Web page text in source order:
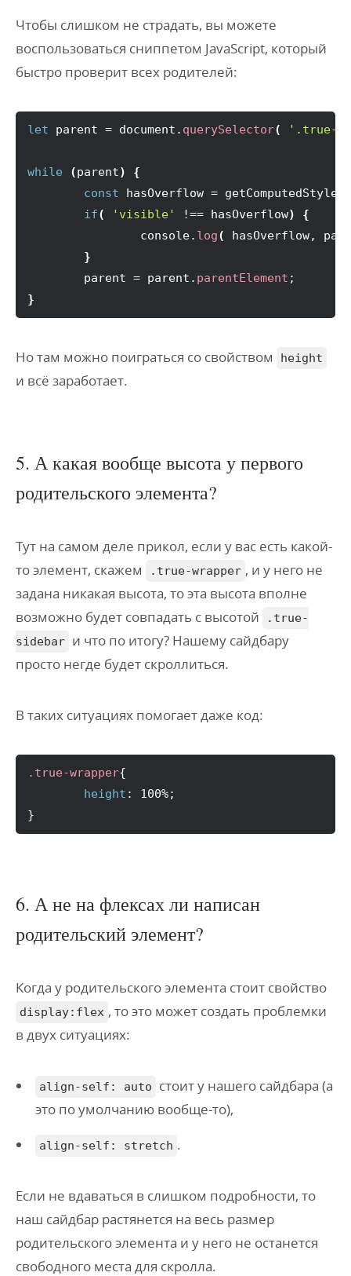
Чтобы слишком не страдать, вы можете
воспользоваться сниппетом JavaScript, который
быстро проверит всех родителей:
let parent = document. querySelector( '.true-
while (parent)
{
const hasOverflow = getComputedStyle
if( 'visible' !== hasOverflow)
{
		console.
log(
hasOverflow,
}
	parent = parent.
parentElement
}
Но там можно поиграться со свойством height
и всё заработает.
5. А какая вообще высота у первого
родительского элемента?
Тут на самом деле прикол, если у вас есть какой-
то элемент, скажем
.true-wrapper , и у него не
задана никакая высота, то эта высота вполне
возможно будет совпадать с высотой
.true-
sidebar и что по итогу? Нашему сайдбару
просто негде будет скроллиться.
В таких ситуациях помогает даже код:
.true-wrapper{
height : 100%;
}
6. А не на флексах ли написан
родительский элемент?
Когда у родительского элемента стоит свойство
display:flex , то это может создать проблемки
в двух ситуациях:
align-self: auto
стоит у нашего сайдбара (а
это по умолчанию вообще-то),
align-self: stretch .
Если не вдаваться в слишком подробности, то
наш сайдбар растянется на весь размер
родительского элемента и у него не останется
свободного места для скролла.